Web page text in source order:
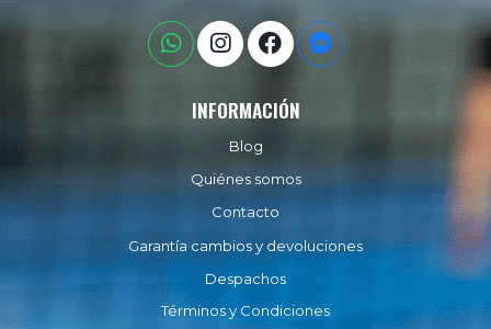
INFORMACIÓN
Blog
Quiénes somos
Contacto
Garantía cambios y devoluciones
Despachos
Términos y Condiciones